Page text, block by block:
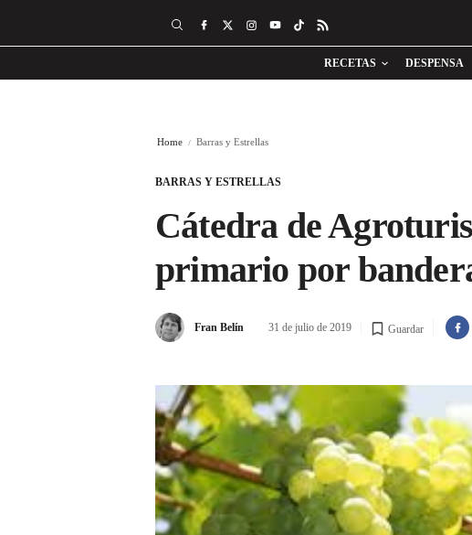
RECETAS DESPENSA
Home Barras y Estrellas
BARRAS Y ESTRELLAS
Cátedra de
primario por
Fran Belín 31 de julio de 2019 Guardar